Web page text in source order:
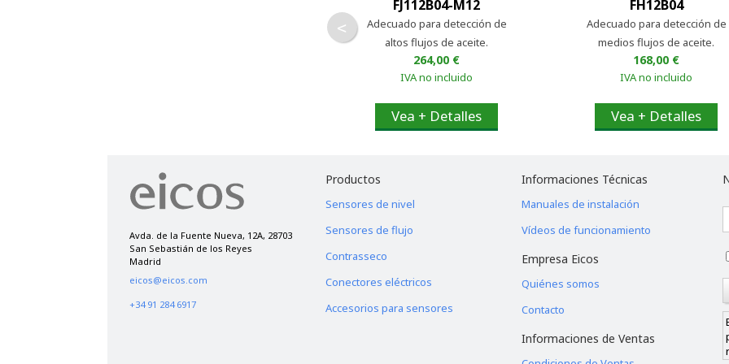
<
FJ112B04-M12
Adecuado para detección de
altos flujos de aceite.
264,00 €
IVA no incluido
Vea + Detalles
FH12B04
Adecuado para detección de
medios flujos de aceite.
168,00 €
IVA no incluido
Vea + Detalles
Avda. de la Fuente Nueva, 12A, 28703
San Sebastián de los Reyes
Madrid
eicos@eicos.com
+34 91 284 6917
Productos
Sensores de nivel
Sensores de flujo
Contrasseco
Conectores eléctricos
Accesorios para sensores
Informaciones Técnicas
Manuales de instalación
Vídeos de funcionamiento
Empresa Eicos
Quiénes somos
Contacto
Informaciones de Ventas